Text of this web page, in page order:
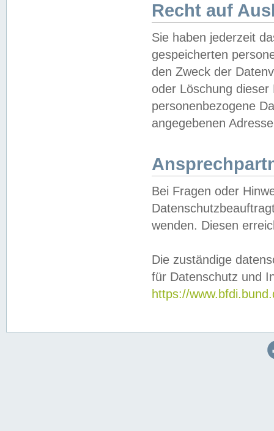
Recht auf
Sie haben jederzeit
gespeicherten
den Zweck der
oder Löschung
personenbezogene
angegebenen
Bei Fragen oder
wenden. Diesen
Die zuständige
für Datenschutz und
https://